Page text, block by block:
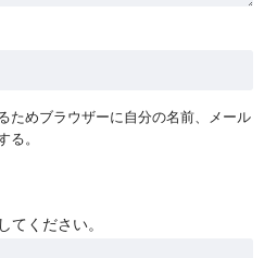
ためブラウザーに自分の名前、メール
る。
てください。